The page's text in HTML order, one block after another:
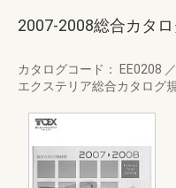
2007-2008総合カタ
カタログコード： EE0208 ／
エクステリア総合カタログ